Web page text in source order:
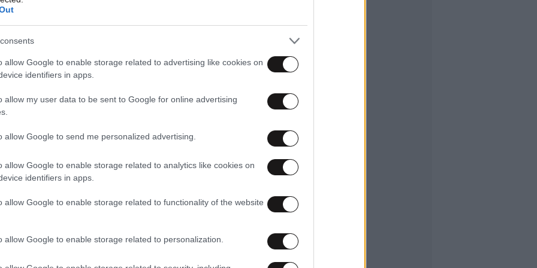
allow Google to enable storage related to advertising like cookies on
identifiers in apps.
allow my user data to be sent to Google for online advertising
allow Google to send me personalized advertising.
allow Google to enable storage related to analytics like cookies on
identifiers in apps.
allow Google to enable storage related to functionality of the website
allow Google to enable storage related to personalization.
στην περιουσιακή τους κατάσταση
είναι το ίδιο με πέρυσι, εκτός και εάν
(για σεισμό, πλημμύρα και πυρκαγιά με
ανά τετραγωνικό) οπότε η έκπτωση είναι
στο 20% . Ο διπλασιασμός της έκπτωσης
έως 500.000 ευρώ ενώ για ακίνητα
στο 10%.